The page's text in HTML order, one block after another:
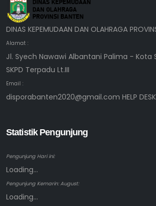
DINAS KEPEMUDAAN DAN OLAHRAGA
Alamat :
Jl. Syech Nawawi Albantani Palima - Kota
SKPD Terpadu Lt.III
Email :
disporabanten2020@gmail.com HELP
Statistik Pengunjung
Pengunjung Hari ini:
Loading...
Pengunjung Kemarin: August:
Loading...